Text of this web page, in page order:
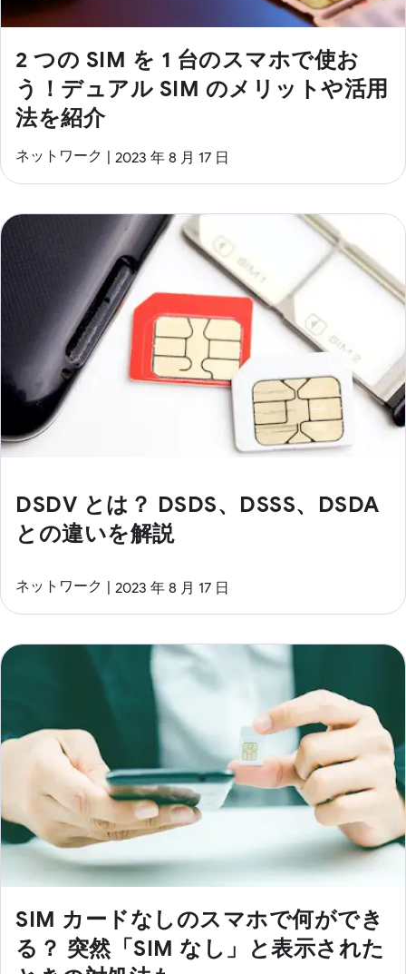
2 つの SIM を 1 台のスマホで使お
う！デュアル SIM のメリットや活用
法を紹介
ネットワーク 2023 年 8 月 17 日
DSDV とは？ DSDS、DSSS、DSDA
との違いを解説
ネットワーク 2023 年 8 月 17 日
SIM カードなしのスマホで何ができ
る？ 突然「SIM なし」と表示された